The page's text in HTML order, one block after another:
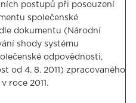
postupů při posouzení
společenské
dokumentu (Národní
shody systému
odpovědnosti,
od 4. 8. 2011) zpracovaného
roce 2011.